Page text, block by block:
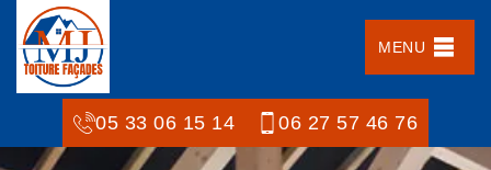
MENU
05 33 06 15 14 06 27 57 46 76